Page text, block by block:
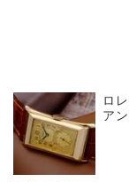
ロ
ア